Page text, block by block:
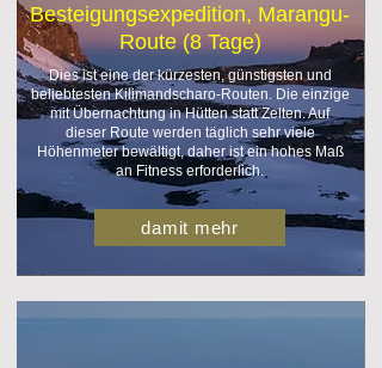
Besteigungsexpedition, Marangu-
Route (8 Tage)
Dies ist eine der kürzesten, günstigsten und
beliebtesten Kilimandscharo-Routen. Die einzige
mit Übernachtung in Hütten statt Zelten. Auf
dieser Route werden täglich sehr viele
Höhenmeter bewältigt, daher ist ein hohes Maß
an Fitness erforderlich.
damit mehr